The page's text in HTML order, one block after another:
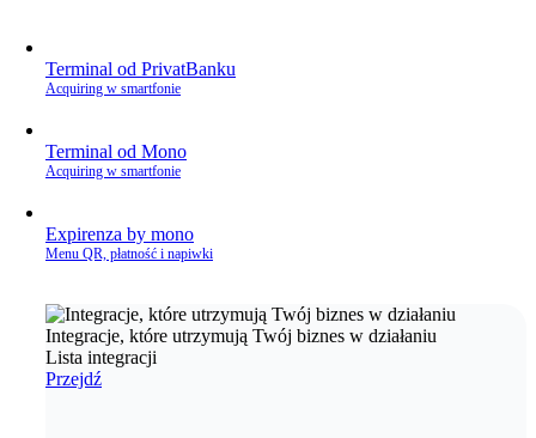
Terminal od PrivatBanku
Acquiring w smartfonie
Terminal od Mono
Acquiring w smartfonie
Expirenza by mono
Menu QR, płatność i napiwki
Integracje, które utrzymują Twój biznes w działaniu
Lista integracji
Przejdź